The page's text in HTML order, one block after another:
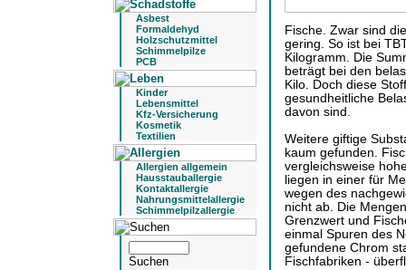
Asbest
Formaldehyd
Holzschutzmittel
Schimmelpilze
PCB
Kinder
Lebensmittel
Kfz-Versicherung
Kosmetik
Textilien
Allergien allgemein
Hausstauballergie
Kontaktallergie
Nahrungsmittelallergie
Schimmelpilzallergie
Fische. Zwar sind
gering. So ist bei
Kilogramm. Die
beträgt bei den
Kilo. Doch diese
gesundheitliche
davon sind.
Weitere giftige
kaum gefunden.
vergleichsweise
liegen in einer für
wegen des
nicht ab. Die
Grenzwert und
einmal Spuren des
gefundene Chrom
Fischfabriken -